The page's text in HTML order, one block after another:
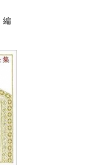
編